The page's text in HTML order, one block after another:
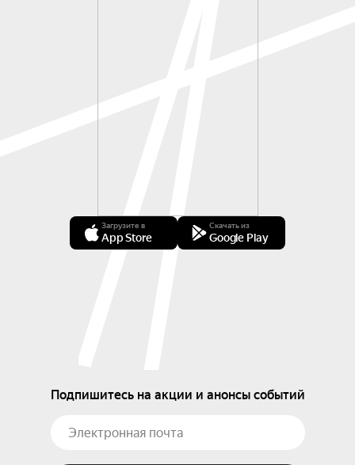
Загрузите в
App Store
Скачать из
Google Play
Подпишитесь на акции и анонсы событий